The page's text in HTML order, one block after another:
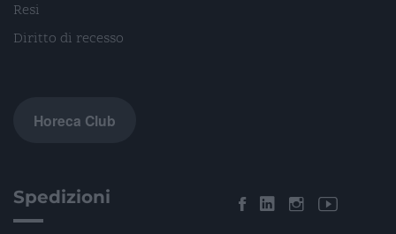
Resi
Diritto di recesso
Horeca Club
Spedizioni